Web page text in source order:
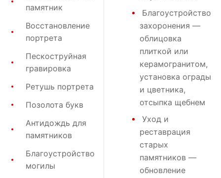
памятник
Восстановление
портрета
Пескоструйная
гравировка
Ретушь портрета
Позолота букв
Антидождь для
памятников
Благоустройство
могилы
Благоустройство
захоронения —
облицовка
плиткой или
керамогранитом,
установка ограды
и цветника,
отсыпка щебнем
Уход и
реставрация
старых
памятников —
обновление